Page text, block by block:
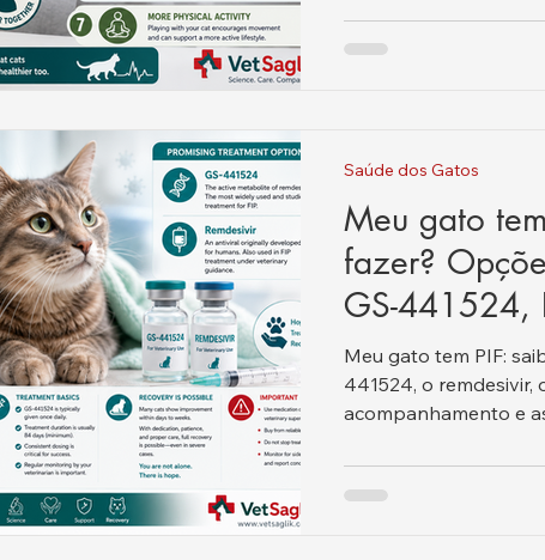
Meu gato
fazer?
GS-441524,
recuperação.
Meu gato tem PIF:
441524, o remdesivir,
acompanhamento e
Saúde dos Gatos